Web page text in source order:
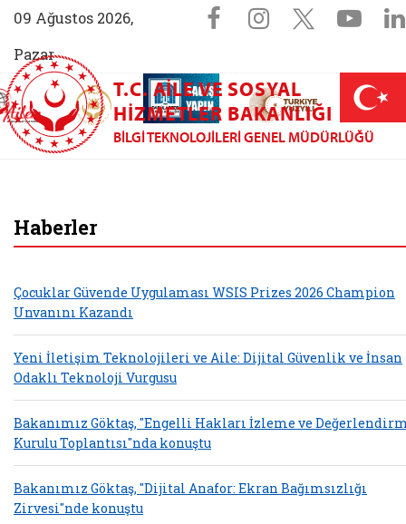
09 Ağustos 2026,
Pazar
Sosyal
Facebook
Instagram
X
Aile (yeni sekmede açılır)
AİLEM İletişim Merkezi (yeni sekmede açılır)
Aile ve Nüfus On Yılı (yeni sekmede açılır)
Darülaceze bağış sayfası (yeni
T.C. AILE VE SOSYAL
HIZMETLER BAKANLIĞI
BILGI TEKNOLOJILERI GENEL MÜDÜRLÜĞÜ
Haberler
Çocuklar Güvende Uygulaması WSIS Prizes 2026 Champion
Unvanını Kazandı
Yeni İletişim Teknolojileri ve Aile: Dijital Güvenlik ve İnsan
Odaklı Teknoloji Vurgusu
Bakanımız Göktaş, "Engelli Hakları İzleme ve
Kurulu Toplantısı"nda konuştu
Bakanımız Göktaş, "Dijital Anafor: Ekran Bağımsızlığı
Zirvesi"nde konuştu